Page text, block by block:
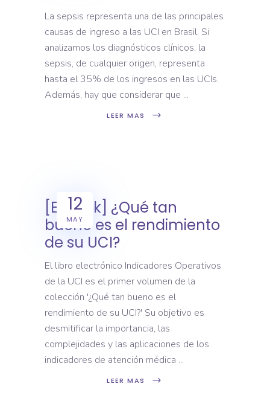
La sepsis representa una de las principales
causas de ingreso a las UCI en Brasil. Si
analizamos los diagnósticos clínicos, la
sepsis, de cualquier origen, representa
hasta el 35% de los ingresos en las UCIs.
Además, hay que considerar que
LEER MAS
12
MAY
[E-book] ¿Qué tan
bueno es el rendimiento
de su UCI?
El libro electrónico Indicadores Operativos
de la UCI es el primer volumen de la
colección '¿Qué tan bueno es el
rendimiento de su UCI?' Su objetivo es
desmitificar la importancia, las
complejidades y las aplicaciones de los
indicadores de atención médica
LEER MAS